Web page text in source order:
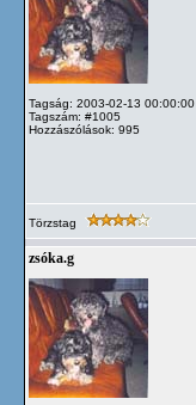
Tagság: 2003-02-13 00:00:00
Tagszám: #1005
Hozzászólások: 995
Törzstag
zsóka.g